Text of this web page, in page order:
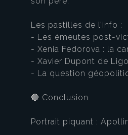
Les pastilles de l’info :
- Les émeutes post-
- Xenia Fedorova : la
- Xavier Dupont de
- La question
🔴 Conclusion
Portrait piquant :